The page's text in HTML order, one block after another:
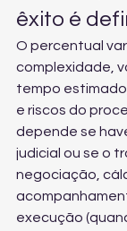
êxito é
O percentual
complexidade,
tempo
e riscos do
depende se
judicial ou se o
negociação,
execução